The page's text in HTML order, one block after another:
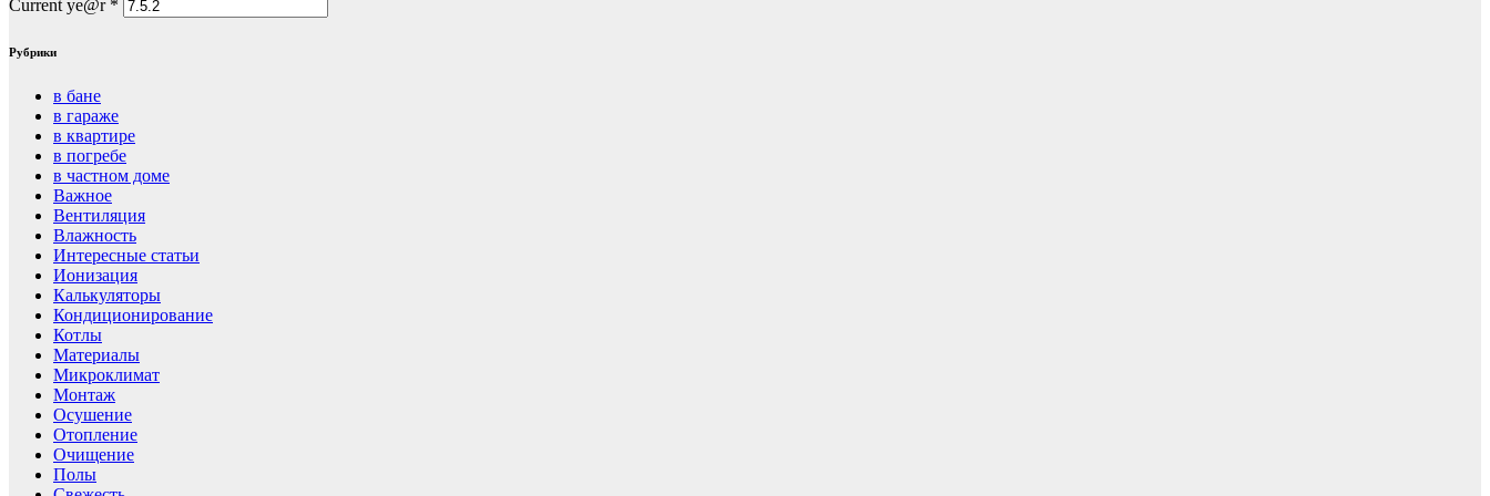
Current ye@r *
Рубрики
в бане
в гараже
в квартире
в погребе
в частном доме
Важное
Вентиляция
Влажность
Интересные статьи
Ионизация
Калькуляторы
Кондиционирование
Котлы
Материалы
Микроклимат
Монтаж
Осушение
Отопление
Очищение
Полы